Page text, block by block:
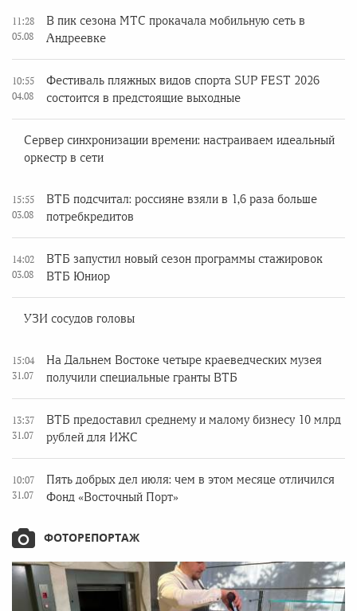
11:28
05.08
В пик сезона МТС прокачала мобильную сеть в
Андреевке
10:55
04.08
Фестиваль пляжных видов спорта SUP FEST 2026
состоится в предстоящие выходные
Сервер синхронизации времени: настраиваем идеальный
оркестр в сети
15:55
03.08
ВТБ подсчитал: россияне взяли в 1,6 раза больше
потребкредитов
14:02
03.08
ВТБ запустил новый сезон программы стажировок
ВТБ Юниор
УЗИ сосудов головы
15:04
31.07
На Дальнем Востоке четыре краеведческих музея
получили специальные гранты ВТБ
13:37
31.07
ВТБ предоставил среднему и малому бизнесу 10 млрд
рублей для ИЖС
10:07
31.07
Пять добрых дел июля: чем в этом месяце отличился
Фонд «Восточный Порт»
ФОТОРЕПОРТАЖ